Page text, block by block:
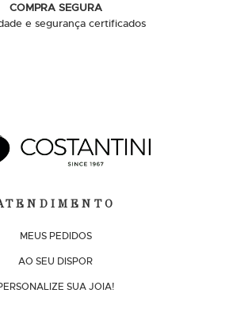
COMPRA SEGURA
e segurança certificados
MEUS PEDIDOS
AO SEU DISPOR
SUA JOIA!